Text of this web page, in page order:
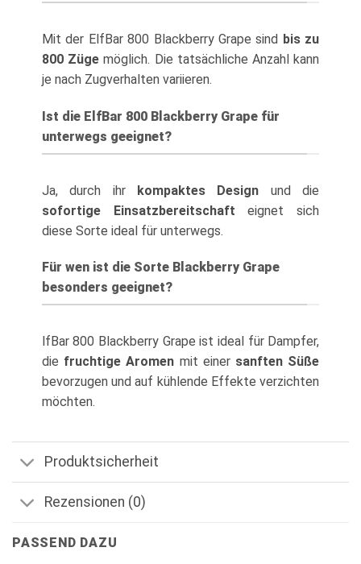
Mit der ElfBar 800 Blackberry Grape sind bis zu
800 Züge möglich. Die tatsächliche Anzahl kann
je nach Zugverhalten variieren.
Ist die ElfBar 800 Blackberry Grape für
unterwegs geeignet?
Ja, durch ihr kompaktes Design und die
sofortige Einsatzbereitschaft eignet sich
diese Sorte ideal für unterwegs.
Für wen ist die Sorte Blackberry Grape
besonders geeignet?
lfBar 800 Blackberry Grape ist ideal für Dampfer,
die fruchtige Aromen mit einer sanften Süße
bevorzugen und auf kühlende Effekte verzichten
möchten.
Produktsicherheit
Rezensionen (0)
PASSEND DAZU